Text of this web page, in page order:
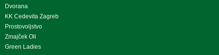
Dvorana
KK Cedevita Zagreb
Prostovoljstvo
Zmajček Oli
Green Ladies